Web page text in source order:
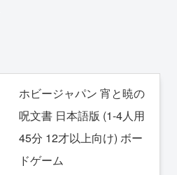
ホビージャパン 宵と暁の
呪文書 日本語版 (1-4人用
45分 12才以上向け) ボー
ドゲーム